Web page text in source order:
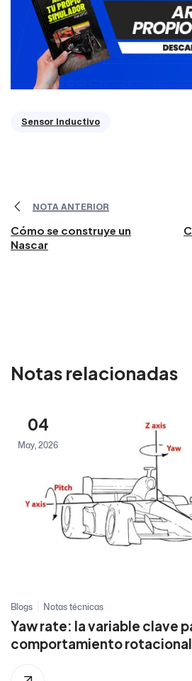
Sensor Inductivo
NOTA ANTERIOR
Cómo se construye un
Nascar
Notas relacionadas
04
May, 2026
Blogs Notas técnicas
Yaw rate: la variable clave
comportamiento rotacional